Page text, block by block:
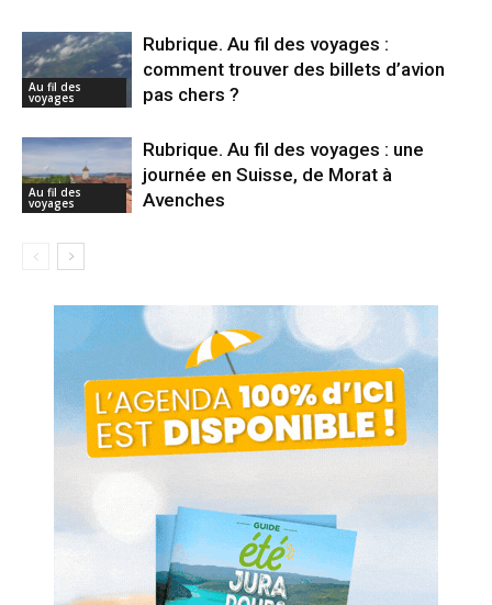
Au fil des
voyages
Rubrique. Au fil des voyages :
comment trouver des billets d’avion
pas chers ?
Au fil des
voyages
Rubrique. Au fil des voyages : une
journée en Suisse, de Morat à
Avenches